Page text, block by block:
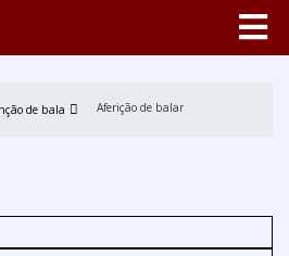
de balança Aferição de balanças